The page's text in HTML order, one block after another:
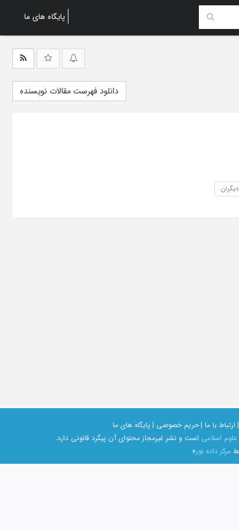
پایگاه های ما
دانلود فهرست مقالات نویسنده
ارتباط با ما |حریم خصوصی | پایگاه های ما
اسلامی است و نشر غیرمجاز محتوای آن پیگرد قانونی دارد.
مرکز داده نور»